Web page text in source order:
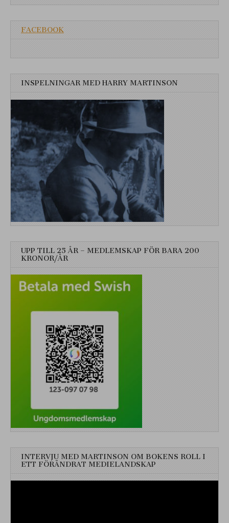
FACEBOOK
INSPELNINGAR MED HARRY MARTINSON
UPP TILL 25 ÅR – MEDLEMSKAP FÖR BARA 200
KRONOR/ÅR
INTERVJU MED MARTINSON OM BOKENS ROLL I
ETT FÖRÄNDRAT MEDIELANDSKAP